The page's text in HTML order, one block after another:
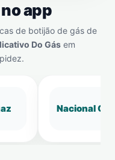
app
de botijão de gás de
Do Gás em
Nacional Gás